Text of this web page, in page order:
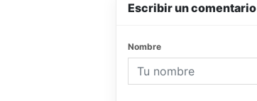
Escribir un comentario
Nombre